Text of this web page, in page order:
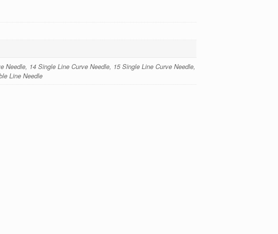
14 Single Line Curve Needle, 15 Single Line Curve Needle,
Line Needle